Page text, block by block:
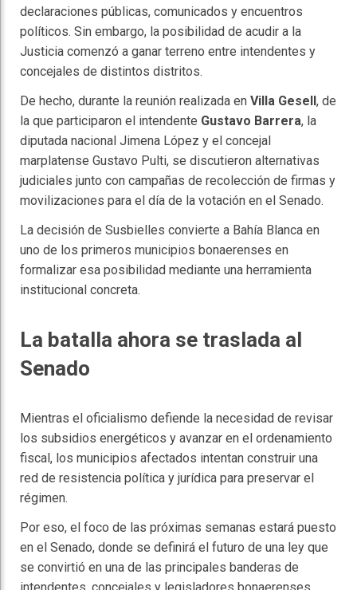
declaraciones públicas, comunicados y encuentros
políticos. Sin embargo, la posibilidad de acudir a la
Justicia comenzó a ganar terreno entre intendentes y
concejales de distintos distritos.
De hecho, durante la reunión realizada en Villa Gesell, de
la que participaron el intendente Gustavo Barrera, la
diputada nacional Jimena López y el concejal
marplatense Gustavo Pulti, se discutieron alternativas
judiciales junto con campañas de recolección de firmas y
movilizaciones para el día de la votación en el Senado.
La decisión de Susbielles convierte a Bahía Blanca en
uno de los primeros municipios bonaerenses en
formalizar esa posibilidad mediante una herramienta
institucional concreta.
La batalla ahora se traslada al
Senado
Mientras el oficialismo defiende la necesidad de revisar
los subsidios energéticos y avanzar en el ordenamiento
fiscal, los municipios afectados intentan construir una
red de resistencia política y jurídica para preservar el
régimen.
Por eso, el foco de las próximas semanas estará puesto
en el Senado, donde se definirá el futuro de una ley que
se convirtió en una de las principales banderas de
intendentes, concejales y legisladores bonaerenses